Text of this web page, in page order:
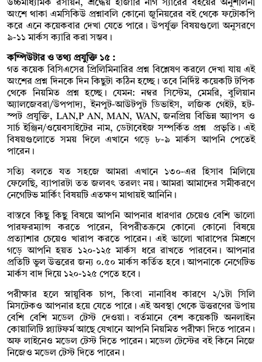
উচ্চমাধ্যমিক রসায়ন, শ্রদ্ধেয় হাজারি নাগ স্যারের বইয়ের অনুশীলনী
অংশে থাকা এমসিকিউ প্রশ্নাবলি কোনো জুনিয়রের বই থেকে ফটোকপি
করে এনে কয়েকবার দেখা যেতে পারে। উপর্যুক্ত বিষয়গুলো অনুসরণে
৯-১১ মার্কস ক্যারি করা সম্ভব।
কম্পিউটার ও তথ্য প্রযুক্তি ১৫ :
গত কয়েক বিসিএসের প্রিলিমিনারির প্রশ্ন বিশ্লেষণ করলে দেখা যায় এই
অংশের প্রশ্ন দিনকে দিন কিছুটা কঠিন হচ্ছে। তবে নির্দিষ্ট কয়েকটি টপিক
থেকে নিয়মিত প্রশ্ন হচ্ছে। যেমন: নম্বর সিস্টেম, মেমরি, বুলিয়ান
অ্যালজেবরা/উপপাদ্য, ইনপুট-আউটপুট ডিভাইস, লজিক গেইট, হট-
স্পট প্রযুক্তি, LAN,P AN, MAN, WAN, জনপ্রিয় বিভিন্ন অ্যাপস ও
সার্চ ইঞ্জিন/ওয়েবসাইটের নাম, ডেটাবেইজ সম্পর্কিত প্রশ্ন প্রভৃতি। এই
বিষয়গুলোতে সময় দিলে এখানে গড়ে ৮-৯ মার্কস আপনি পেতেই
পারেন।
সত্যি বলতে যত সহজে আমরা এখানে ১৩০-এর হিসাব মিলিয়ে
ফেলেছি, ব্যাপারটা তত জলবৎ তরলং নয়। আমরা আমাদের সমীকরণে
নেগেটিভ মার্কিং বিষয়টি এতক্ষণ মাথায়ই আনিনি।
বাস্তবে কিছু কিছু বিষয়ে আপনি আপনার ধারণার চেয়েও বেশি ভালো
পারফরম্যান্স করতে পারেন, বিপরীতক্রমে কোনো কোনো বিষয়ে
প্রত্যাশার চেয়েও খারাপ করতে পারেন। এই ভালো খারাপের মিশ্রণে
গড়ে আপনি হয়ত ১২০-১২৫ মার্কস ধরে রাখতে পারবেন। আপনার
প্রতিটি ভুল উত্তরের জন্য ০.৫০ মার্কস কর্তিত হবে। আপনাকে নেগেটিভ
মার্কস বাদ দিয়ে ১২০-১২৫ পেতে হবে।
পরীক্ষার হলে স্নায়ুবিক চাপ, কিংবা নানাবিধ কারণে ২/১টা সিলি
মিসটেকও আপনার হয়ে যেতে পারে। এই অবস্থা থেকে উত্তরণের উপায়
বেশি বেশি মডেল টেস্ট দেওয়া। বর্তমানে বেশ কয়েকটি অনলাইন
কোয়ালিটি প্ল্যাটফর্ম আছে যেখানে আপনি নিয়মিত পরীক্ষা দিতে পারেন।
অফ লাইনেও মডেল টেস্ট দিতে পারেন। মডেল টেস্টের বই কিনে নিজে
নিজেও মডেল টেস্ট দিতে পারেন।